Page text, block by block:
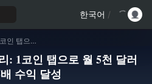
한국어 /
MICO Live 선물 사다리: 1코인 탭으로 월 5천 달러 및 3~5배 수익 달성
: 1코인 탭으로 월 5천 달러
수익 달성